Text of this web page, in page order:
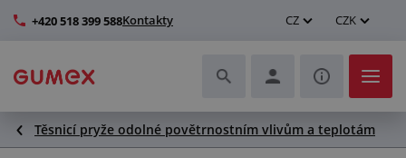
+420 518 399 588Kontakty CZ CZK
Hadice a jejich kompletace
Těsnicí pryže odolné povětrnostním vlivům a teplotám